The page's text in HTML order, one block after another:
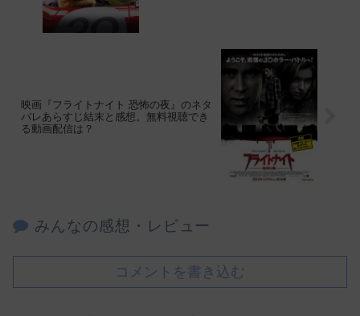
映画『フライトナイト 恐怖の夜』のネタ
バレあらすじ結末と感想。無料視聴でき
る動画配信は？
みんなの感想・レビュー
コメントを書き込む